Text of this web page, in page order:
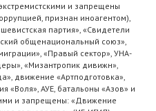
и запрещены
признан иноагентом),
партия», «Свидетели
общенациональный союз»,
«Правый сектор», УНА-
«Мизантропик дивижн»,
движение «Артподготовка»,
«Воля», АУЕ, батальоны «Азов» и
и запрещены: «Движение